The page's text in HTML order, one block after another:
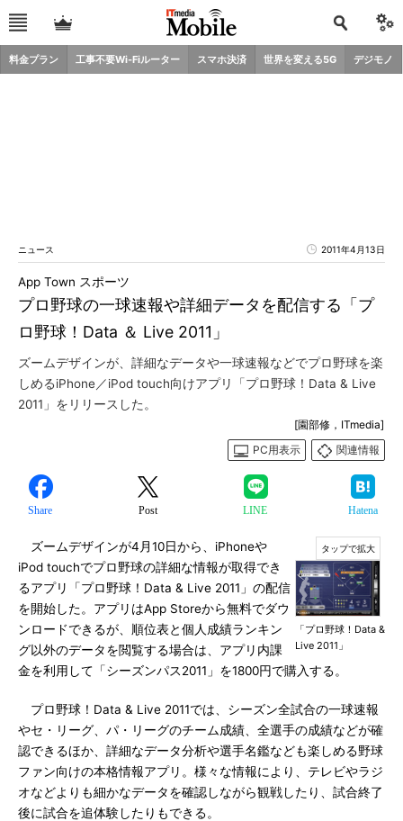
料金プラン 工事不要Wi-Fiルーター スマホ決済 世界を変える5G デジモノ
ニュース 2011年4月13日
プロ野球の一球速報や詳細データを配信する「プ
ロ野球！Data ＆ Live 2011」
App Town スポーツ
ズームデザインが、詳細なデータや一球速報などでプロ野球を楽
しめるiPhone／iPod touch向けアプリ「プロ野球！Data & Live
2011」をリリースした。
[園部修，ITmedia]
PC用表示
関連情報
Share Post LINE Hatena
「プロ野球！Data &
Live 2011」
ズームデザインが4月10日から、iPhoneや
iPod touchでプロ野球の詳細な情報が取得でき
るアプリ「プロ野球！Data & Live 2011」の配信
を開始した。アプリはApp Storeから無料でダウ
ンロードできるが、順位表と個人成績ランキン
グ以外のデータを閲覧する場合は、アプリ内課
金を利用して「シーズンパス2011」を1800円で購入する。
プロ野球！Data & Live 2011では、シーズン全試合の一球速報
やセ・リーグ、パ・リーグのチーム成績、全選手の成績などが確
認できるほか、詳細なデータ分析や選手名鑑なども楽しめる野球
ファン向けの本格情報アプリ。様々な情報により、テレビやラジ
オなどよりも細かなデータを確認しながら観戦したり、試合終了
後に試合を追体験したりもできる。